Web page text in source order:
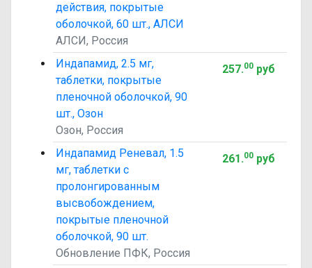
действия, покрытые
оболочкой, 60 шт., АЛСИ
АЛСИ, Россия
Индапамид, 2.5 мг,
таблетки, покрытые
пленочной оболочкой, 90
шт., Озон
Озон, Россия
257.00руб
Индапамид Реневал, 1.5
мг, таблетки с
пролонгированным
высвобождением,
покрытые пленочной
оболочкой, 90 шт.
Обновление ПФК, Россия
261.00руб